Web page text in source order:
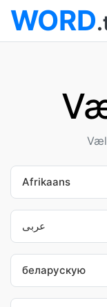
WORD
Afrikaans
عربى
беларускую